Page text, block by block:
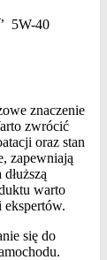
5W-40
znaczenie
zwrócić
oraz stan
zapewniają
warto
się do